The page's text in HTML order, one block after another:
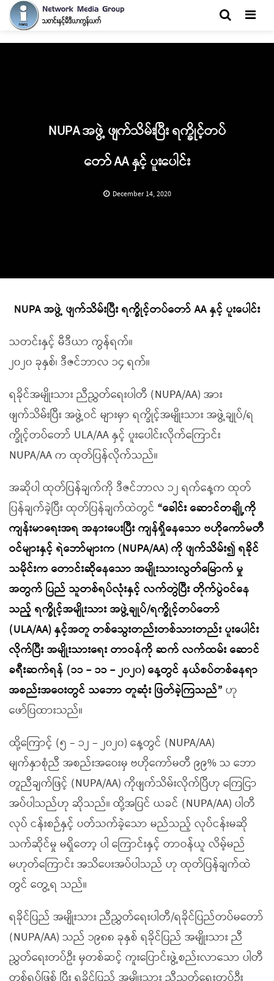
NUPA အဖွဲ့ ဖျက်သိမ်းပြီး ရက္ခိုင့်တပ်
တော် AA နှင့် ပူးပေါင်း
December 14, 2020
NUPA အဖွဲ့ ဖျက်သိမ်းပြီး ရက္ခိုင့်တပ်တော် AA နှင့် ပူးပေါင်း
သတင်းနှင့် မီဒီယာ ကွန်ရက်။
၂၀၂၀ ခုနှစ်၊ ဒီဇင်ဘာလ ၁၄ ရက်။
ရခိုင်အမျိုးသား ညီညွှတ်ရေးပါတီ (NUPA/AA) အား
ဖျက်သိမ်းပြီး အဖွဲ့ဝင် များမှာ ရက္ခိုင့်အမျိုးသား အဖွဲ့ချုပ်/ရ
က္ခိုင့်တပ်တော် ULA/AA နှင့် ပူးပေါင်းလိုက်ကြောင်း
NUPA/AA က ထုတ်ပြန်လိုက်သည်။
အဆိုပါ ထုတ်ပြန်ချက်ကို ဒီဇင်ဘာလ ၁၂ ရက်နေ့က ထုတ်
ပြန်ချက်ခဲ့ပြီး ထုတ်ပြန်ချက်ထဲတွင် “ခေါင်း ဆောင်တချို့ကို
ကျန်းမာရေးအရ အနားပေးပြီး ကျန်ရှိနေသော ဗဟိုကော်မတီ
ဝင်များနှင့် ရဲဘော်များက (NUPA/AA) ကို ဖျက်သိမ်း၍ ရခိုင်
သမိုင်းက တောင်းဆိုနေသော အမျိုးသားလွတ်မြောက် မှု
အတွက် ပြည် သူတစ်ရပ်လုံးနှင့် လက်တွဲပြီး တိုက်ပွဲဝင်နေ
သည့် ရက္ခိုင့်အမျိုးသား အဖွဲ့ချုပ်/ရက္ခိုင့်တပ်တော်
(ULA/AA) နှင့်အတူ တစ်သွေးတည်းတစ်သားတည်း ပူးပေါင်း
လိုက်ပြီး အမျိုးသားရေး တာဝန်ကို ဆက် လက်ထမ်း ဆောင်
ခရီးဆက်ရန် (၁၁ – ၁၁ – ၂၀၂၀) နေ့တွင် နယ်စပ်တစ်နေရာ
အစည်းအဝေးတွင် သဘော တူဆုံး ဖြတ်ခဲ့ကြသည်” ဟု
ဖော်ပြထားသည်။
ထို့ကြောင့် (၅ – ၁၂ – ၂၀၂၀) နေ့တွင် (NUPA/AA)
မျက်နှာစုံညီ အစည်းအဝေးမှ ဗဟိုကော်မတီ ၉၉% သ ဘော
တူညီချက်ဖြင့် (NUPA/AA) ကိုဖျက်သိမ်းလိုက်ပြီဟု ကြေငြာ
အပ်ပါသည်ဟု ဆိုသည်။ ထို့အပြင် ယခင် (NUPA/AA) ပါတီ
လုပ် ငန်းစဉ်နှင့် ပတ်သက်ခဲ့သော မည်သည့် လုပ်ငန်းမဆို
သက်ဆိုင်မှု မရှိတော့ ပါ ကြောင်းနှင့် တာဝန်ယူ လိမ့်မည်
မဟုတ်ကြောင်း အသိပေးအပ်ပါသည် ဟု ထုတ်ပြန်ချက်ထဲ
တွင် တွေ့ရ သည်။
ရခိုင်ပြည် အမျိုးသား ညီညွှတ်ရေးပါတီ/ရခိုင်ပြည်တပ်မတော်
(NUPA/AA) သည် ၁၉၈၈ ခုနှစ် ရခိုင်ပြည် အမျိုးသား ညီ
ညွှတ်ရေးတပ်ဦး မှတစ်ဆင့် ကူးပြောင်းဖွဲ့စည်းလာသော ပါတီ